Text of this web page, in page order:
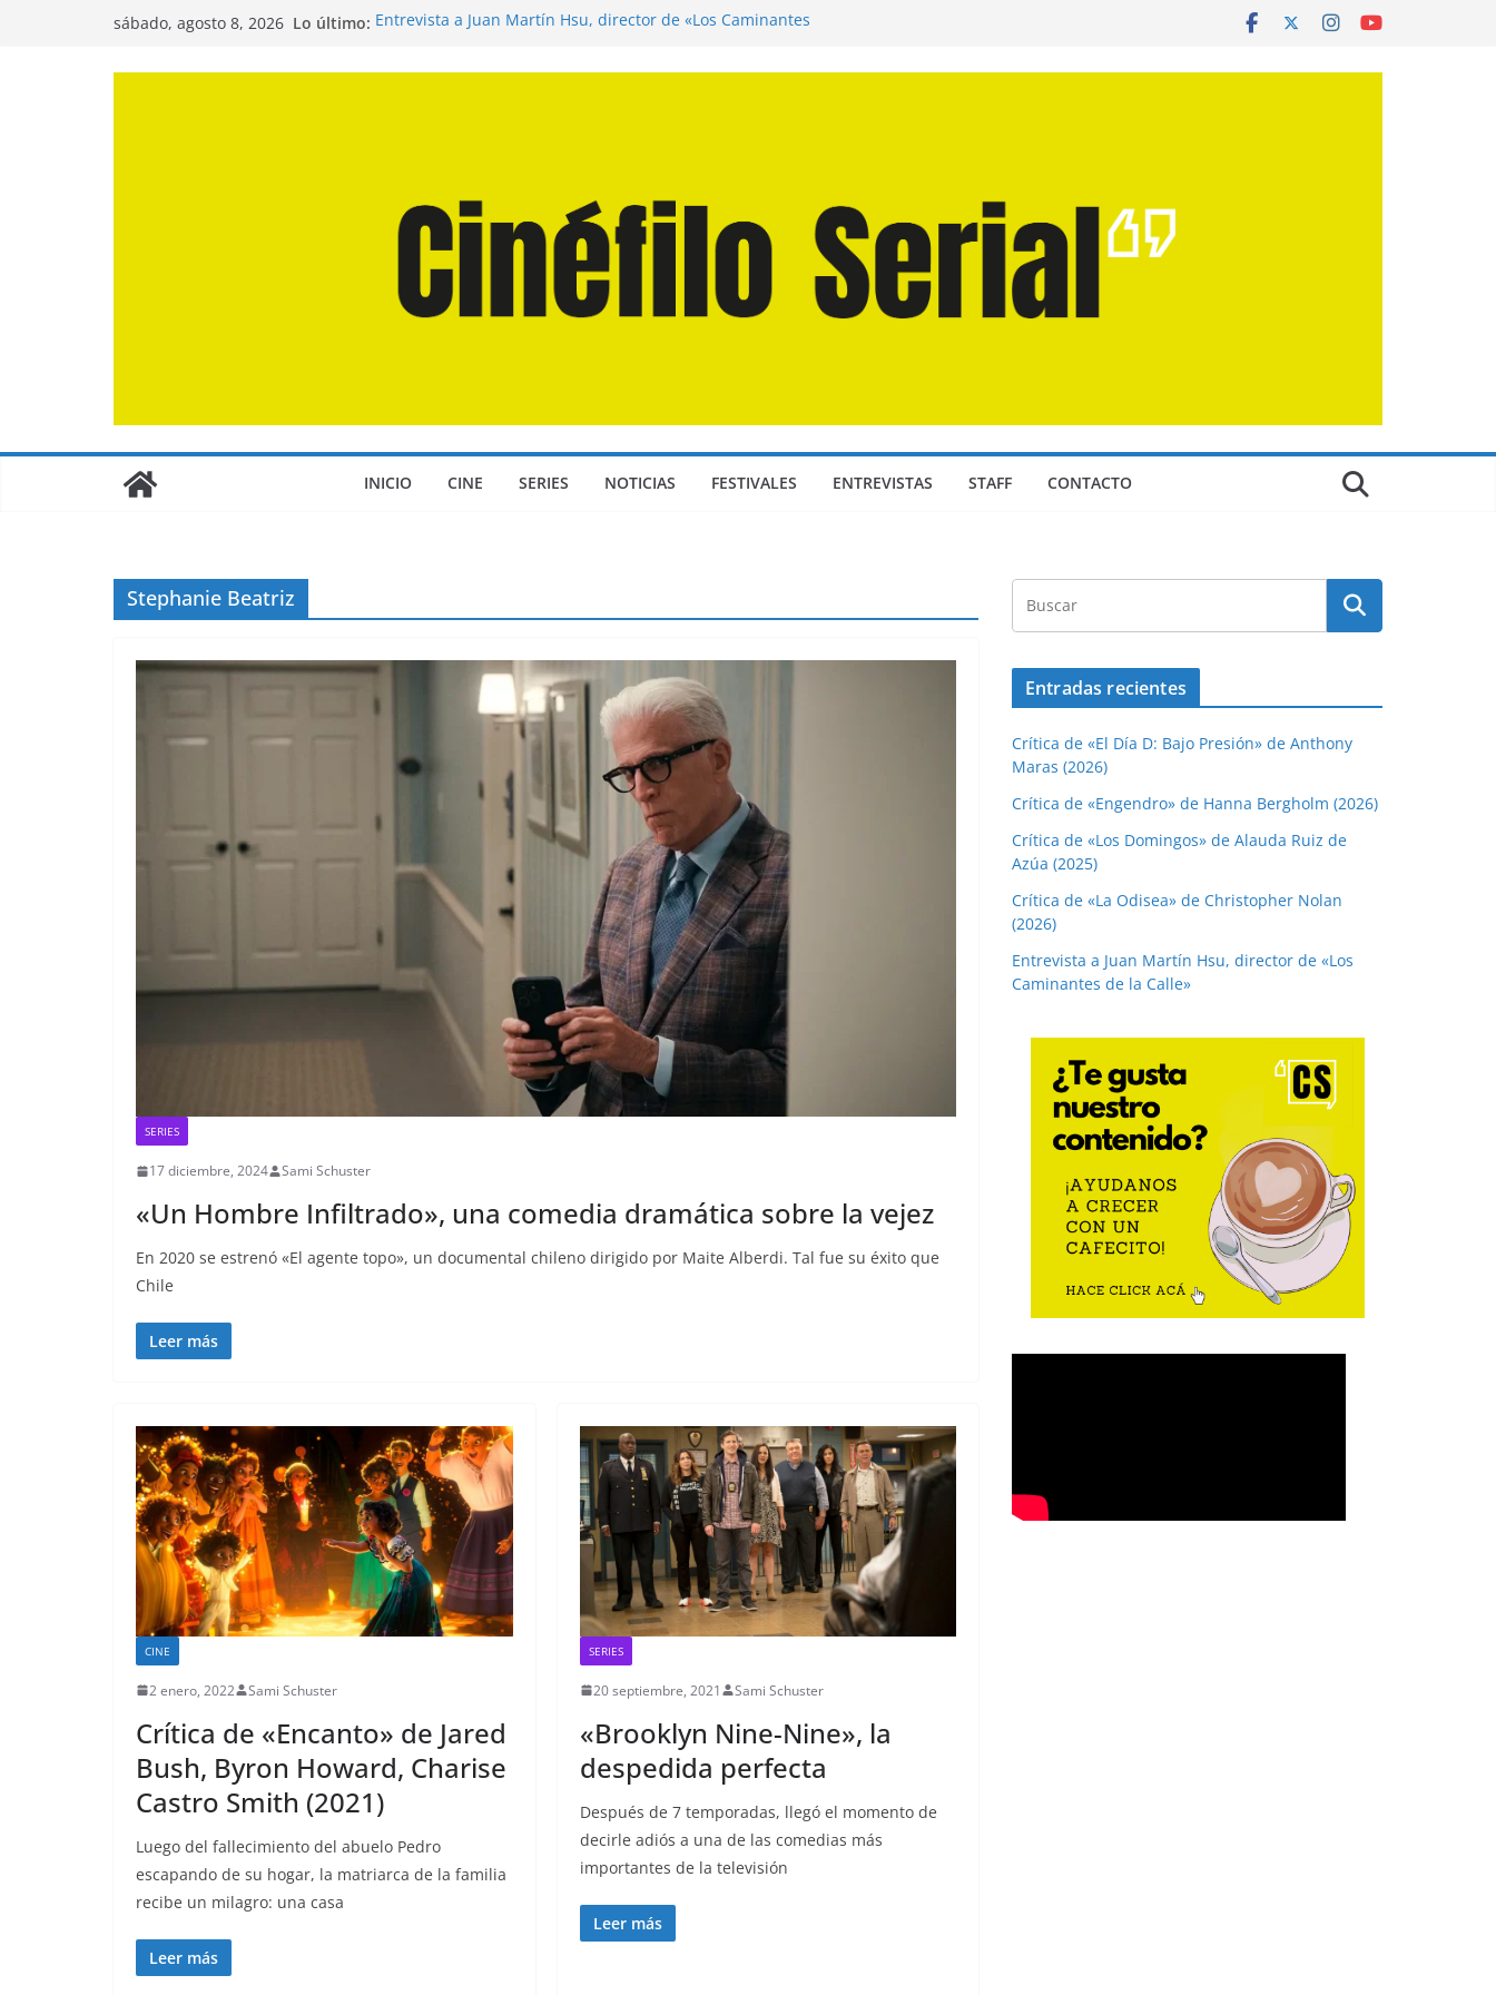
sábado, agosto 8, 2026 Lo último: Entrevista a Juan Martín Hsu, director de «Los Caminantes
INICIO CINE SERIES NOTICIAS FESTIVALES ENTREVISTAS STAFF CONTACTO
Stephanie Beatriz
SERIES
17 diciembre, 2024 Sami Schuster
«Un Hombre Infiltrado», una comedia dramática sobre la vejez
En 2020 se estrenó «El agente topo», un documental chileno dirigido por Maite Alberdi. Tal fue su éxito que
Chile
Leer más
CINE
2 enero, 2022 Sami Schuster
Crítica de «Encanto» de Jared
Bush, Byron Howard, Charise
Castro Smith (2021)
Luego del fallecimiento del abuelo Pedro
escapando de su hogar, la matriarca de la familia
recibe un milagro: una casa
Leer más
SERIES
20 septiembre, 2021 Sami Schuster
«Brooklyn Nine-Nine», la
despedida perfecta
Después de 7 temporadas, llegó el momento de
decirle adiós a una de las comedias más
importantes de la televisión
Leer más
Entradas recientes
Crítica de «El Día D: Bajo Presión» de Anthony
Maras (2026)
Crítica de «Engendro» de Hanna Bergholm (2026)
Crítica de «Los Domingos» de Alauda Ruiz de
Azúa (2025)
Crítica de «La Odisea» de Christopher Nolan
(2026)
Entrevista a Juan Martín Hsu, director de «Los
Caminantes de la Calle»